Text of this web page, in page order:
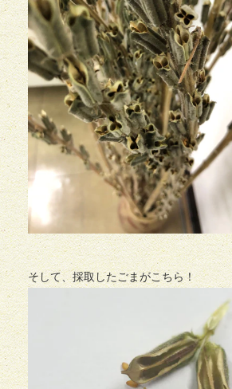
そして、採取したごまがこちら！